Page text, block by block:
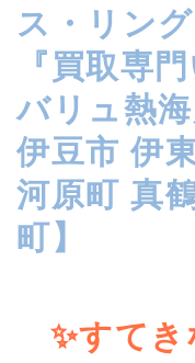
ス・リン
『買取専
バリュ熱
伊豆市 伊
河原町 真
町】
✨すて